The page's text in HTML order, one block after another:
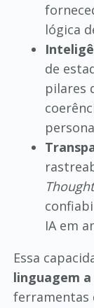
lógica
de
pilares
Thought
IA em
Essa
linguagem
ferramentas